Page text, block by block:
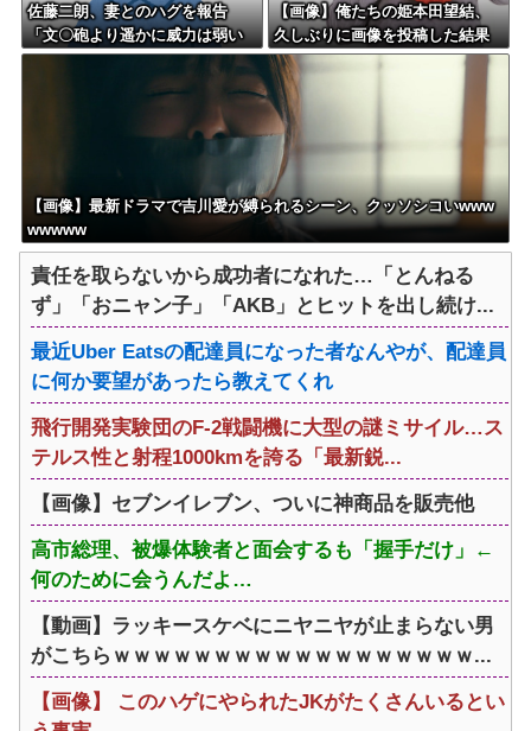
佐藤二朗、妻とのハグを報告
「文〇砲より遥かに威力は弱い
が、僕のノロケ砲をお見舞いす
【画像】俺たちの姫本田望結、
久しぶりに画像を投稿した結果
→やっぱりワイらの姫だったw w
w w w w w w w w
【画像】最新ドラマで吉川愛が縛られるシーン、クッソシコいwww
wwwww
責任を取らないから成功者になれた…「とんねる
ず」「おニャン子」「AKB」とヒットを出し続け...
最近Uber Eatsの配達員になった者なんやが、配達員
に何か要望があったら教えてくれ
飛行開発実験団のF-2戦闘機に大型の謎ミサイル…ス
テルス性と射程1000kmを誇る「最新鋭...
【画像】セブンイレブン、ついに神商品を販売他
高市総理、被爆体験者と面会するも「握手だけ」←
何のために会うんだよ…
【動画】ラッキースケベにニヤニヤが止まらない男
がこちらｗｗｗｗｗｗｗｗｗｗｗｗｗｗｗｗｗｗ...
【画像】 このハゲにやられたJKがたくさんいるとい